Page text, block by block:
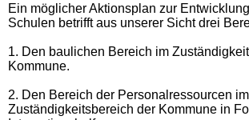
Ein möglicher Aktionsplan zur
Schulen betrifft aus unserer Sicht drei
1. Den baulichen Bereich im
Kommune.
2. Den Bereich der Personalressourcen im
Zuständigkeitsbereich der Kommune in